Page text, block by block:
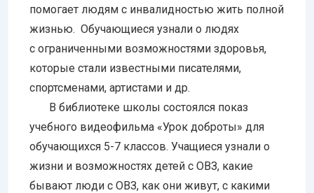
помогает людям с инвалидностью жить полной
жизнью. Обучающиеся узнали о людях
с ограниченными возможностями здоровья,
которые стали известными писателями,
спортсменами, артистами и др.
В библиотеке школы состоялся показ
учебного видеофильма «Урок доброты» для
обучающихся 5-7 классов. Учащиеся узнали о
жизни и возможностях детей с ОВЗ, какие
бывают люди с ОВЗ, как они живут, с какими